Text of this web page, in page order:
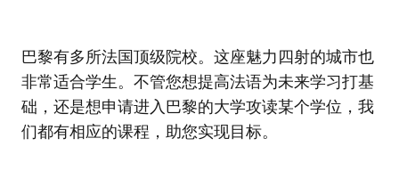
企业文化
职业发展
加入我们
巴黎有多所法国顶级院校。这座魅力四射的城市也
非常适合学生。不管您想提高法语为未来学习打基
础，还是想申请进入巴黎的大学攻读某个学位，我
们都有相应的课程，助您实现目标。